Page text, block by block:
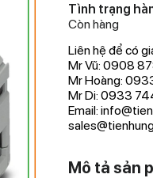
Tình trạng
Còn hàng
Liên hệ để có
Mr Vũ: 0908
Mr Hoàng:
Mr Di: 0933
Email:
Mô tả sản